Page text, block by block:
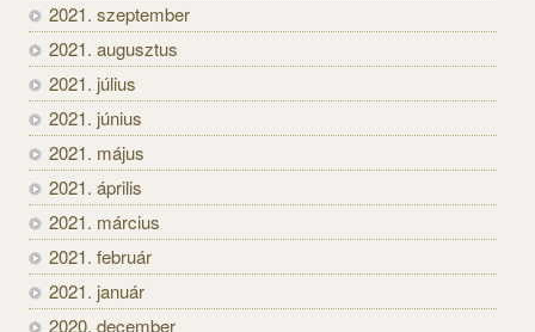
2021. szeptember
2021. augusztus
2021. július
2021. június
2021. május
2021. április
2021. március
2021. február
2021. január
2020. december